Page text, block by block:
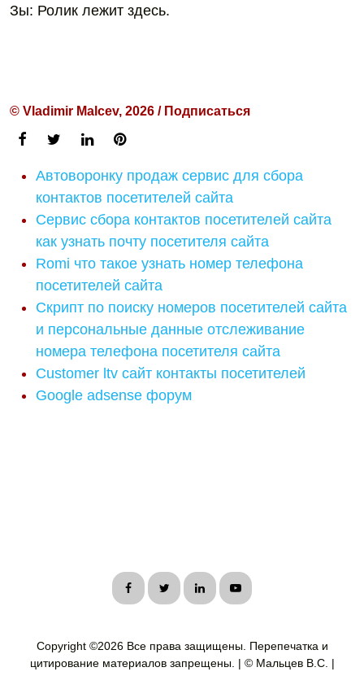
Зы: Ролик лежит здесь.
© Vladimir Malcev, 2026 / Подписаться
Автоворонку продаж сервис для сбора
контактов посетителей сайта
Сервис сбора контактов посетителей сайта
как узнать почту посетителя сайта
Romi что такое узнать номер телефона
посетителей сайта
Скрипт по поиску номеров посетителей сайта
и персональные данные отслеживание
номера телефона посетителя сайта
Customer ltv сайт контакты посетителей
Google adsense форум
Copyright ©2026 Все права защищены. Перепечатка и
цитирование материалов запрещены. | © Мальцев В.С. |